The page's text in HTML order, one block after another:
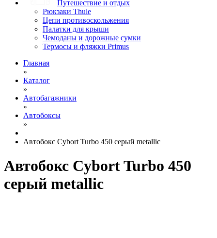
Путешествие и отдых
Рюкзаки Thule
Цепи противоскольжения
Палатки для крыши
Чемоданы и дорожные сумки
Термосы и фляжки Primus
Главная
»
Каталог
»
Автобагажники
»
Автобоксы
»
Автобокс Cybort Turbo 450 серый metallic
Автобокс Cybort Turbo 450
серый metallic